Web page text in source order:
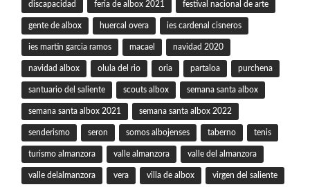
discapacidad feria de albox 2021 festival nacional de arte
gente de albox huercal overa ies cardenal cisneros
ies martin garcia ramos macael navidad 2020
navidad albox olula del rio oria partaloa purchena
santuario del saliente scouts albox semana santa albox
semana santa albox 2021 semana santa albox 2022
senderismo seron somos albojenses taberno tenis
turismo almanzora valle almanzora valle del almanzora
valle delalmanzora vera villa de albox virgen del saliente